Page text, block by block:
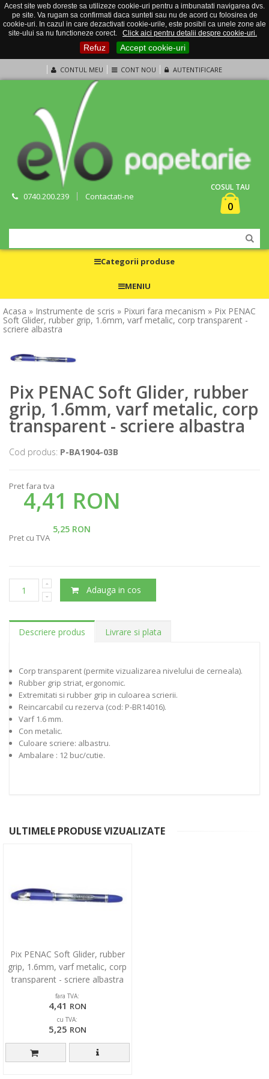
Acest site web doreste sa utilizeze cookie-uri pentru a imbunatati navigarea dvs.
pe site. Va rugam sa confirmati daca sunteti sau nu de acord cu folosirea de
cookie-uri. In cazul in care dezactivati cookie-urile, este posibil ca unele zone ale
site-ului sa nu functioneze corect.
Click aici pentru detalii despre cookie-uri.
Refuz Accept cookie-uri
CONTUL MEU CONT NOU AUTENTIFICARE
0740.200.239 Contactati-ne
COSUL TAU
0
Categorii produse
MENIU
Acasa » Instrumente de scris » Pixuri fara mecanism » Pix PENAC
Soft Glider, rubber grip, 1.6mm, varf metalic, corp transparent -
scriere albastra
Pix PENAC Soft Glider, rubber
grip, 1.6mm, varf metalic, corp
transparent - scriere albastra
Cod produs: P-BA1904-03B
Pret fara tva
4,41 RON
5,25 RON
Pret cu TVA
Adauga in cos
Descriere produs Livrare si plata
Corp transparent (permite vizualizarea nivelului de cerneala).
Rubber grip striat, ergonomic.
Extremitati si rubber grip in culoarea scrierii.
Reincarcabil cu rezerva (cod: P-BR14016).
Varf 1.6 mm.
Con metalic.
Culoare scriere: albastru.
Ambalare : 12 buc/cutie.
ULTIMELE PRODUSE VIZUALIZATE
Pix PENAC Soft Glider, rubber
grip, 1.6mm, varf metalic, corp
transparent - scriere albastra
fara TVA:
4,41 RON
cu TVA:
5,25 RON